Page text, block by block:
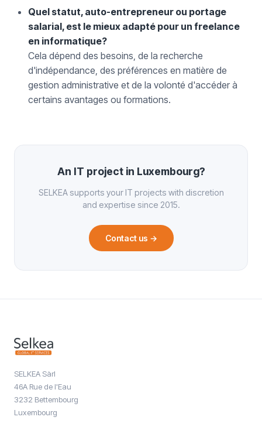
Quel statut, auto-entrepreneur ou portage
salarial, est le mieux adapté pour un freelance
en informatique?
Cela dépend des besoins, de la recherche
d'indépendance, des préférences en matière de
gestion administrative et de la volonté d'accéder à
certains avantages ou formations.
An IT project in Luxembourg?
SELKEA supports your IT projects with discretion
and expertise since 2015.
Contact us →
SELKEA Sàrl
46A Rue de l'Eau
3232 Bettembourg
Luxembourg